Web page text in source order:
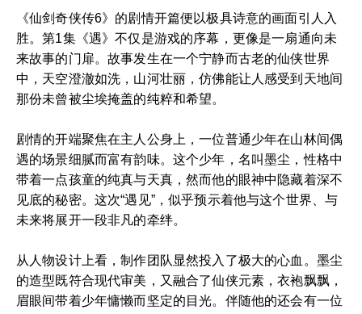
《仙剑奇侠传6》的剧情开篇便以极具诗意的画面引人入
胜。第1集《遇》不仅是游戏的序幕，更像是一扇通向未
来故事的门扉。故事发生在一个宁静而古老的仙侠世界
中，天空澄澈如洗，山河壮丽，仿佛能让人感受到天地间
那份未曾被尘埃掩盖的纯粹和希望。
剧情的开端聚焦在主人公身上，一位普通少年在山林间偶
遇的场景细腻而富有韵味。这个少年，名叫墨尘，性格中
带着一点孩童的纯真与天真，然而他的眼神中隐藏着深不
见底的秘密。这次“遇见”，似乎预示着他与这个世界、与
未来将展开一段非凡的牵绊。
从人物设计上看，制作团队显然投入了极大的心血。墨尘
的造型既符合现代审美，又融合了仙侠元素，衣袍飘飘，
眉眼间带着少年慵懒而坚定的目光。伴随他的还会有一位